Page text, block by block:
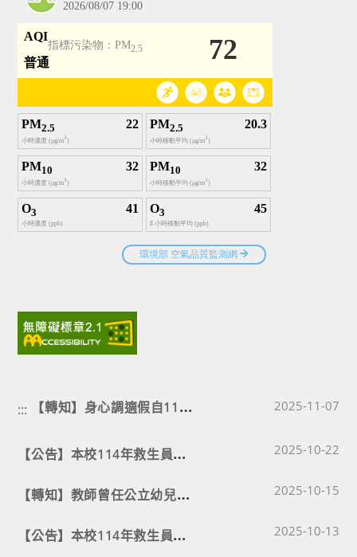
::: 【
轉知】身心調適假自114年10月10日起施行。 Post published:
2025-11-07
【
公告】本校114年救生員甄選結果 Post published:
2025-10-22
【
轉知】教師曾任公立幼兒（稚）園代理教師且服務成績優良之年資，得採計提敘。 Post published:
2025-10-15
【
公告】本校114年救生員甄選簡章 Post published:
2025-10-13